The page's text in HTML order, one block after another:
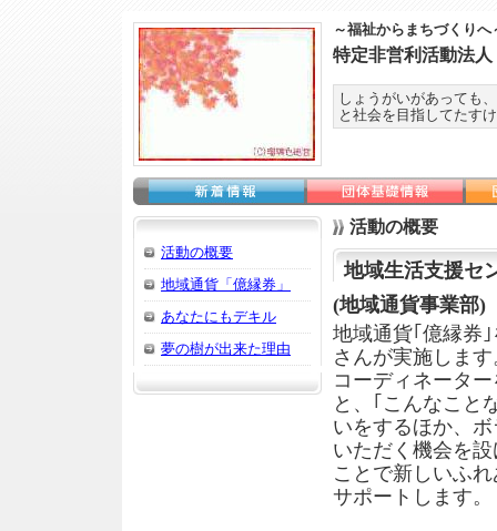
～福祉からまちづくりへ
特定非営利活動法
しょうがいがあっても
と社会を目指してたす
活動の概要
地域通貨「億縁券」
あなたにもデキル
夢の樹が出来た理由
活動の概要
地域生活支援セ
(地域通貨事業部)
地域通貨｢億縁券
さんが実施しま
コーディネータ
と、｢こんなこと
いをするほか、
いただく機会を
ことで新しいふ
サポートします。